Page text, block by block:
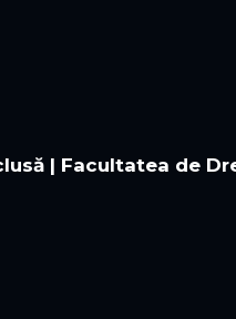
| Facultatea de